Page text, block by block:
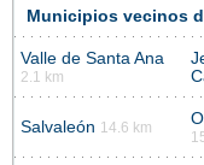
Municipios vecinos
Valle de Santa Ana
2.1 km
Salvaleón 14.6 km